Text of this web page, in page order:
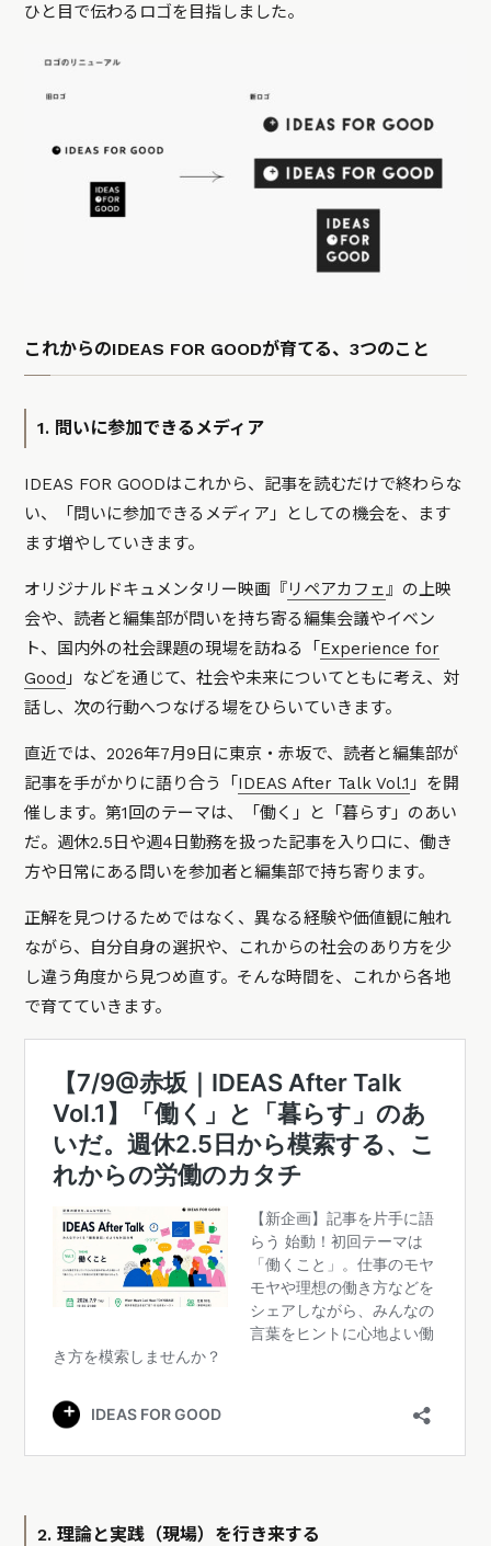
ひと目で伝わるロゴを目指しました。
これからのIDEAS FOR GOODが育てる、3つのこと
1. 問いに参加できるメディア
IDEAS FOR GOODはこれから、記事を読むだけで終わらな
い、「問いに参加できるメディア」としての機会を、ます
ます増やしていきます。
オリジナルドキュメンタリー映画『リペアカフェ』の上映
会や、読者と編集部が問いを持ち寄る編集会議やイベン
ト、国内外の社会課題の現場を訪ねる「 Experience for
Good 」などを通じて、社会や未来についてともに考え、対
話し、次の行動へつなげる場をひらいていきます。
直近では、2026年7月9日に東京・赤坂で、読者と編集部が
記事を手がかりに語り合う「 IDEAS After Talk Vol.1 」を開
催します。第1回のテーマは、「働く」と「暮らす」のあい
だ。週休2.5日や週4日勤務を扱った記事を入り口に、働き
方や日常にある問いを参加者と編集部で持ち寄ります。
正解を見つけるためではなく、異なる経験や価値観に触れ
ながら、自分自身の選択や、これからの社会のあり方を少
し違う角度から見つめ直す。そんな時間を、これから各地
で育てていきます。
2. 理論と実践（現場）を行き来する